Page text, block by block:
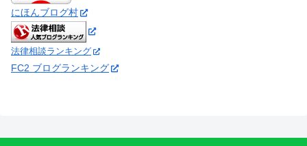
にほんブログ村
法律相談ランキング
FC2 ブログランキング